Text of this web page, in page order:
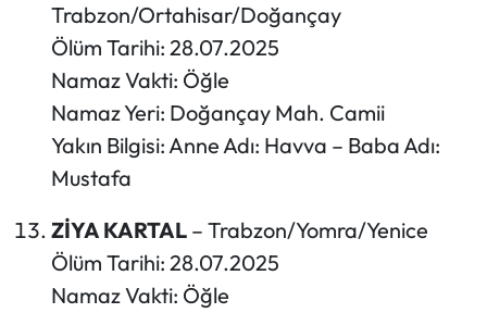
Trabzon/Ortahisar/Doğançay
Ölüm Tarihi: 28.07.2025
Namaz Vakti: Öğle
Namaz Yeri: Doğançay Mah. Camii
Yakın Bilgisi: Anne Adı: Havva – Baba Adı:
Mustafa
ZİYA KARTAL– Trabzon/Yomra/Yenice
Ölüm Tarihi: 28.07.2025
Namaz Vakti: Öğle